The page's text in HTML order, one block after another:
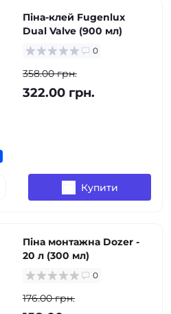
Піна-клей Fugenlux
Dual Valve (900 мл)
0
358.00 грн.
322.00 грн.
Купити
Піна монтажна Dozer -
20 л (300 мл)
0
176.00 грн.